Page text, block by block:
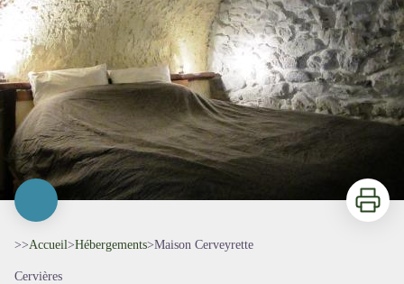
Imprimer
>>Accueil>Hébergements>Maison Cerveyrette
Cervières